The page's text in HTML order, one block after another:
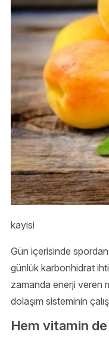
kayisi
Gün içerisinde
günlük karbonhidrat
zamanda enerji veren
dolaşım sisteminin
Hem vitamin